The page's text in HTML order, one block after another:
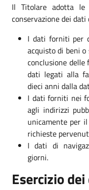
Il Titolare adotta
conservazione dei
I dati forniti per
acquisto di beni
conclusione
dati legati alla
dieci anni dalla
I dati forniti nei
agli indirizzi
unicamente per
richieste
I dati di
giorni.
Esercizio